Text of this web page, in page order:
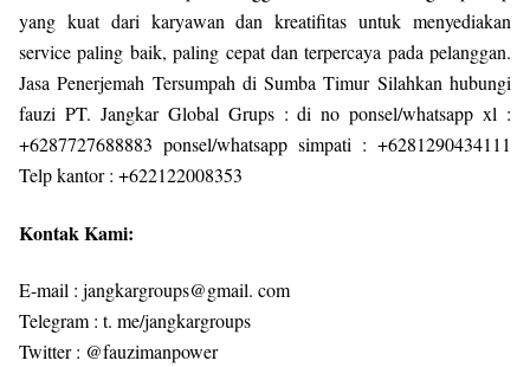
yang kuat dari karyawan dan kreatifitas untuk menyediakan
service paling baik, paling cepat dan terpercaya pada pelanggan.
Jasa Penerjemah Tersumpah di Sumba Timur Silahkan hubungi
fauzi PT. Jangkar Global Grups : di no ponsel/whatsapp xl :
+6287727688883 ponsel/whatsapp simpati : +6281290434111
Telp kantor : +622122008353
Kontak Kami:
E-mail : jangkargroups@gmail. com
Telegram : t. me/jangkargroups
Twitter : @fauzimanpower